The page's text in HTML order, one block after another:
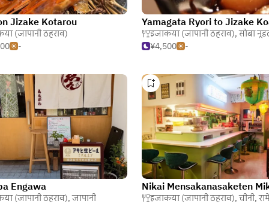
Jizake Kotarou
(जापानी ठहराव)
-
Yamagata Ryori to Jizake
इजाकया (जापानी ठहराव),सोबा
¥4,500
-
Engawa
(जापानी ठहराव),जापानी
Nikai Mensakanasaketen
इजाकया (जापानी ठहराव),चीनी,